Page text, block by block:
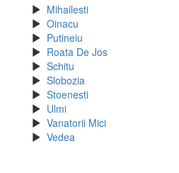
Mihailesti
Oinacu
Putineiu
Roata De Jos
Schitu
Slobozia
Stoenesti
Ulmi
Vanatorii Mici
Vedea